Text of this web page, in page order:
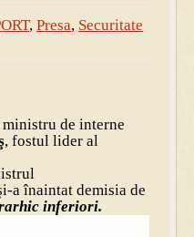
, Presa, Securitate
de interne
, fostul lider al
a înaintat demisia de
inferiori.